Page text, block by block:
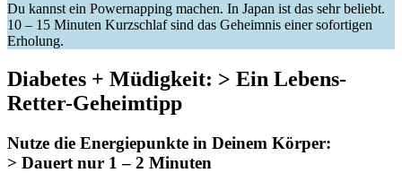
Du kannst ein Powernapping machen. In Japan ist das sehr beliebt.
10 – 15 Minuten Kurzschlaf sind das Geheimnis einer sofortigen
Erholung.
Diabetes + Müdigkeit: > Ein Lebens-
Retter-Geheimtipp
Nutze die Energiepunkte in Deinem Körper:
> Dauert nur 1 – 2 Minuten